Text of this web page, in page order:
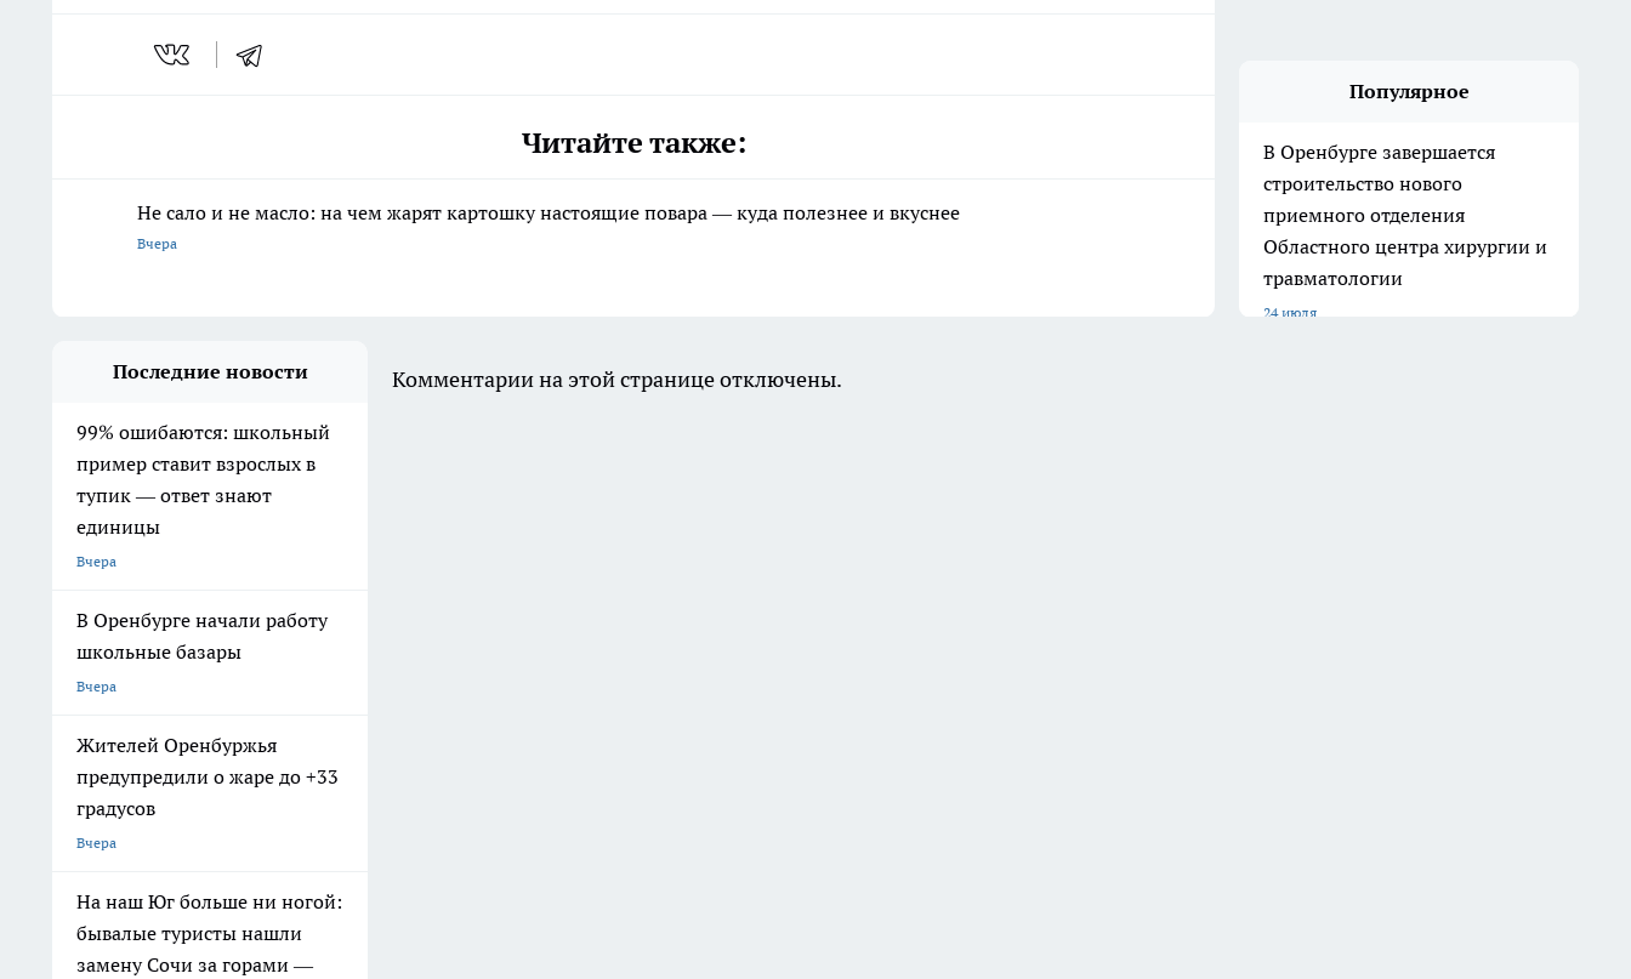
Читайте также:
Не сало и не масло: на чем жарят картошку настоящие повара — куда полезнее и вкуснее
Вчера
Популярное
В Оренбурге завершается
строительство нового
приемного отделения
Областного центра хирургии и
травматологии
24 июля
Последние новости
99% ошибаются: школьный
пример ставит взрослых в
тупик — ответ знают
единицы
Вчера
В Оренбурге начали работу
школьные базары
Вчера
Жителей Оренбуржья
предупредили о жаре до +33
градусов
Вчера
На наш Юг больше ни ногой:
бывалые туристы нашли
замену Сочи за горами —
Комментарии на этой странице отключены.